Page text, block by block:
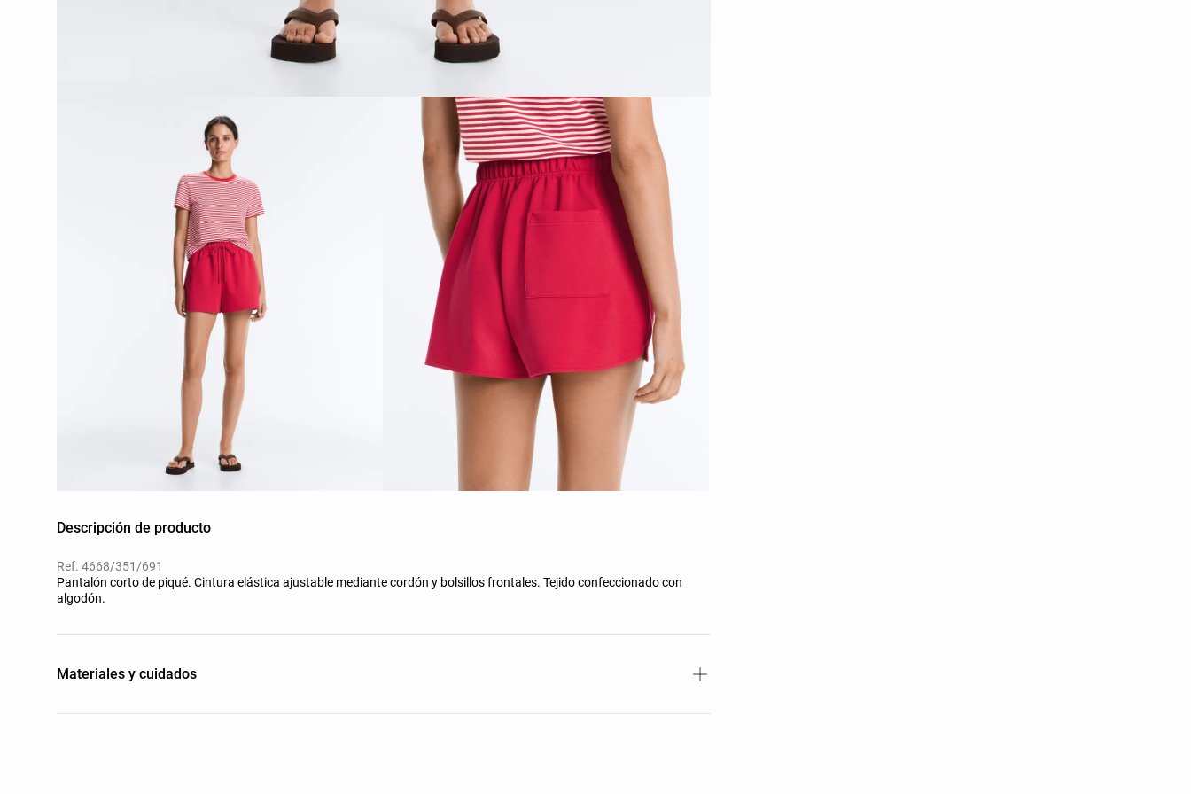
Descripción de producto
Ref. 4668/351/691
Pantalón corto de piqué. Cintura elástica ajustable mediante cordón y bolsillos frontales. Tejido confeccionado con
algodón.
Materiales y cuidados